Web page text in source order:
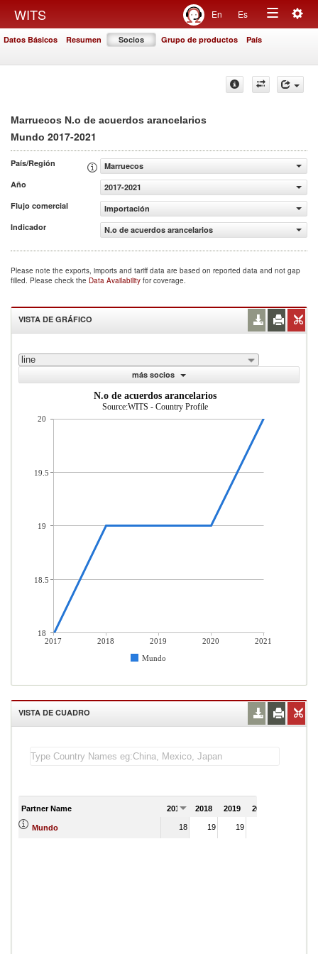
WITS En Es
Toggle
Datos Básicos Resumen Socios Grupo de productos País
Marruecos N.o de acuerdos arancelarios
Mundo 2017-2021
País/Región
Marruecos
Año
2017-2021
Flujo comercial
Importación
Indicador
N.o de acuerdos arancelarios
Please note the exports, imports and tariff data are based on reported data and not gap
filled. Please check the Data Availability for coverage.
VISTA DE GRÁFICO
line
más socios
N.o de acuerdos arancelarios
Source:WITS - Country Profile
2017 2018 2019 2020
2021
Mundo
20
19.5
19
18.5
18
VISTA DE CUADRO
Partner Name 2017 2018 2019 2020
Mundo 18 19 19